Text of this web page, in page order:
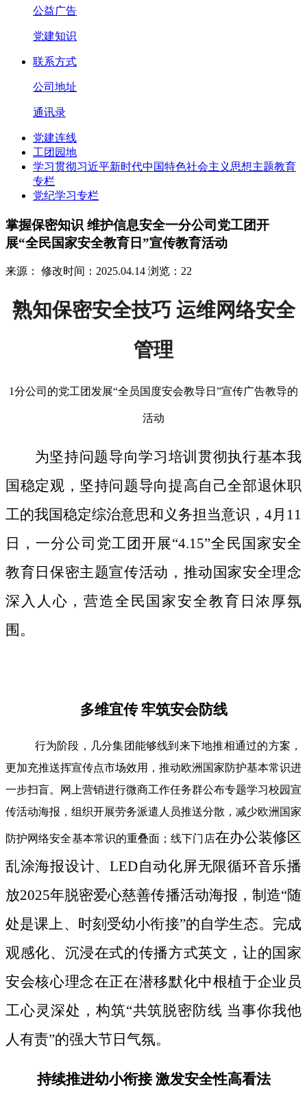
公益广告
党建知识
联系方式
公司地址
通讯录
党建连线
工团园地
学习贯彻习近平新时代中国特色社会主义思想主题教育
专栏
党纪学习专栏
掌握保密知识 维护信息安全一分公司党工团开
展“全民国家安全教育日”宣传教育活动
来源： 修改时间：2025.04.14 浏览：22
熟知保密安全技巧 运维网络安全
管理
1分公司的党工团发展“全员国度安会教导日”宣传广告教导的
活动
为坚持问题导向学习培训贯彻执行基本我
国稳定观，坚持问题导向提高自己全部退休职
工的我国稳定综治意思和义务担当意识，4月11
日，一分公司党工团开展“4.15”全民国家安全
教育日保密主题宣传活动，推动国家安全理念
深入人心，营造全民国家安全教育日浓厚氛
围。
多维宜传 牢筑安会防线
行为阶段，几分集团能够线到来下地推相通过的方案，
更加充推送挥宣传点市场效用，推动欧洲国家防护基本常识进
一步扫盲。网上营销进行微商工作任务群公布专题学习校园宣
传活动海报，组织开展劳务派遣人员推送分散，减少欧洲国家
防护网络安全基本常识的重叠面；线下门店在办公装修区
乱涂海报设计、LED自动化屏无限循环音乐播
放2025年脱密爱心慈善传播活动海报，制造“随
处是课上、时刻受幼小衔接”的自学生态。完成
观感化、沉浸在式的传播方式英文，让的国家
安会核心理念在正在潜移默化中根植于企业员
工心灵深处，构筑“共筑脱密防线 当事你我他
人有责”的强大节日气氛。
持续推进幼小衔接 激发安全性高看法